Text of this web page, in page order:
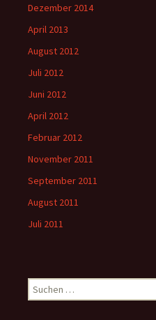
Dezember 2014
April 2013
August 2012
Juli 2012
Juni 2012
April 2012
Februar 2012
November 2011
September 2011
August 2011
Juli 2011
Suchen
nach: